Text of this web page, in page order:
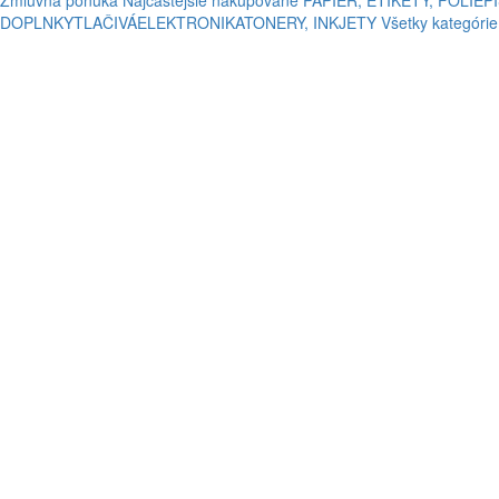
DOPLNKYTLAČIVÁELEKTRONIKATONERY, INKJETY Všetky kategórie